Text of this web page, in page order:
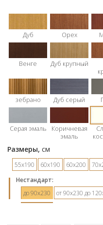
Дуб Орех
Венге Дуб крупный
зебрано Дуб серый
Серая эмаль
Коричневая
эмаль
Размеры, см
55х190 60х190 60х200
Hестандарт:
до 90х230
от 90х230 до